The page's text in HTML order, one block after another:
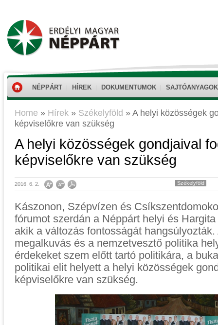
NÉPPÁRT HÍREK DOKUMENTUMOK SAJTÓANYAGOK
Home » Hírek » Székelyföld »A helyi közösségek
képviselőkre van szükség
A helyi közösségek gondjaival
képviselőkre van szükség
2016. 6. 2. Székelyföld
Kászonon, Szépvízen és
fórumot szerdán a Néppárt helyi és
akik a változás fontosságát
megalkuvás és a nemzetvesztő politika
érdekeket szem előtt tartó politikára, a
politikai elit helyett a helyi közösségek
képviselőkre van szükség.